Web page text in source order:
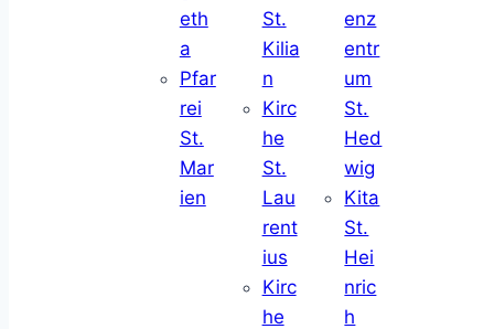
eth
a
Pfar
rei
St.
Mar
ien
St.
Kilia
n
Kirc
he
St.
Lau
rent
ius
Kirc
he
enz
entr
um
St.
Hed
wig
Kita
St.
Hei
nric
h